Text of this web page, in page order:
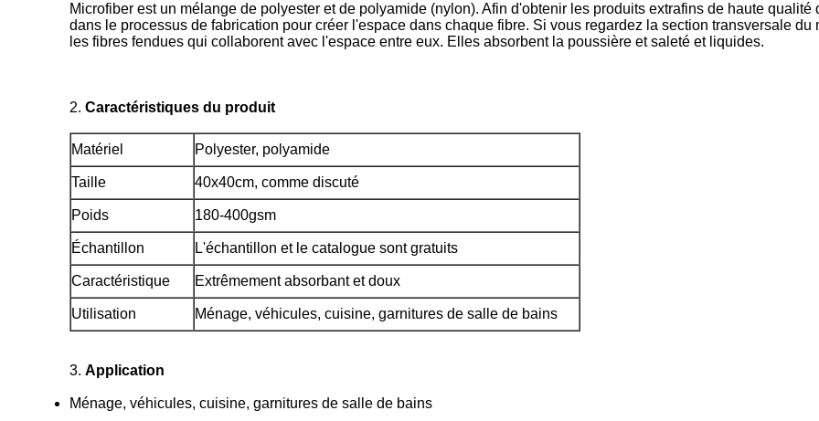
Microfiber est un mélange de polyester et de polyamide (nylon). Afin d'obtenir les produits extrafins de haute
dans le processus de fabrication pour créer l'espace dans chaque fibre. Si vous regardez la section transversale
les fibres fendues qui collaborent avec l'espace entre eux. Elles absorbent la poussière et saleté et liquides.
2. Caractéristiques du produit
Matériel Polyester, polyamide
Taille 40x40cm, comme discuté
Poids 180-400gsm
Échantillon L'échantillon et le catalogue sont gratuits
Caractéristique Extrêmement absorbant et doux
Utilisation Ménage, véhicules, cuisine, garnitures de salle de bains
3. Application
Ménage, véhicules, cuisine, garnitures de salle de bains